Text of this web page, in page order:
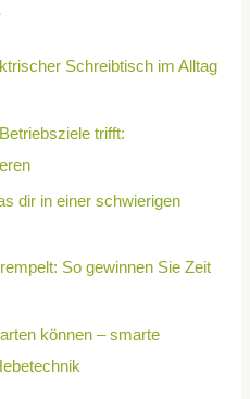
Schreibtisch im Alltag
trifft:
dir in einer schwierigen
So gewinnen Sie Zeit
können – smarte